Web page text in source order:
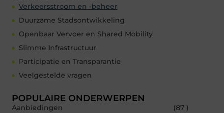
Verkeersstroom en -beheer
Duurzame Stadsontwikkeling
Openbaar Vervoer en Shared Mobility
Slimme Infrastructuur
Participatie en Transparantie
Veelgestelde vragen
POPULAIRE ONDERWERPEN
Aanbiedingen
(87 )